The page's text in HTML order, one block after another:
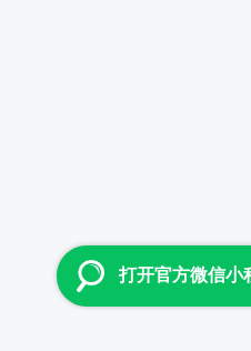
打开官方微信小